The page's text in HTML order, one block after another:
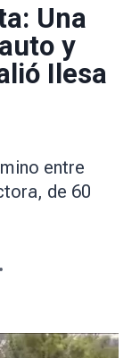
Una
y
Ilesa
entre
de 60